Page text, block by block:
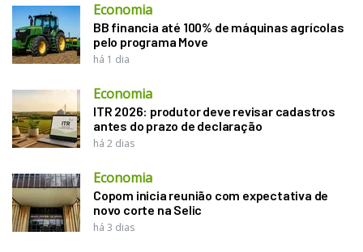
Economia
BB financia até 100% de máquinas agrícolas
pelo programa Move
há 1 dia
Economia
ITR 2026: produtor deve revisar cadastros
antes do prazo de declaração
há 2 dias
Economia
Copom inicia reunião com expectativa de
novo corte na Selic
há 3 dias